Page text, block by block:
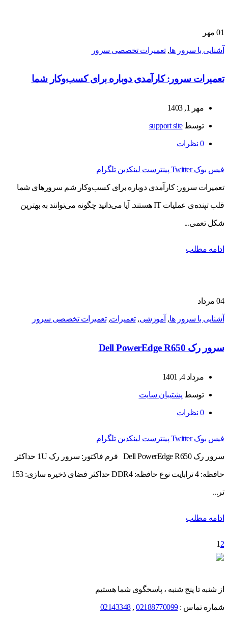
01 مهر
آشنایی با سرور ها,تعمیرات تخصصی سرور
تعمیرات سرور: کارآمدی دوباره برای کسب‌وکار شما
مهر 1, 1403
توسطsupport site
0 نظرات
فیس بوک Twitter پینترست لینکدین تلگرام
تعمیرات سرور: کارآمدی دوباره برای کسب‌وکار شم سرورهای شما
قلب تپنده‌ی عملیات IT هستند. آیا می‌دانید چگونه می‌توانند به بهترین
شکل تعمی...
ادامه مطلب
04 مرداد
آشنایی با سرور ها, آموزشی,تعمیرات,تعمیرات تخصصی سرور
سرور رک Dell PowerEdge R650
مرداد 4, 1401
توسط پشتیبان سایت
0 نظرات
فیس بوک Twitter پینترست لینکدین تلگرام
سرور رک Dell PowerEdge R650 فرم فاکتور: سرور رک 1U حداکثر
حافظه: 4 ترابایت نوع حافظه: DDR4 حداکثر فضای ذخیره سازی: 153
تر...
ادامه مطلب
1 2
از شنبه تا پنج شنبه ، پاسخگوی شما هستیم
شماره تماس :02188770099
,
02143348